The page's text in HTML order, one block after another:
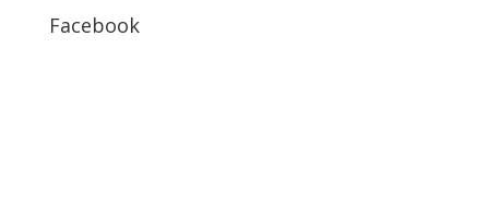
Facebook